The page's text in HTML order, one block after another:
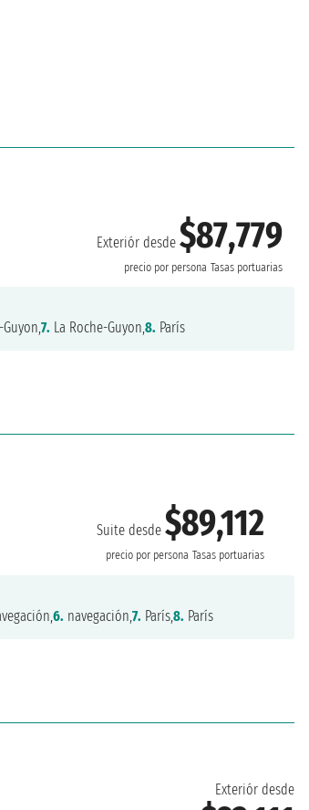
Exteriór desde$87,779
precio por persona Tasas portuarias
Guyon,7. La Roche-Guyon,8. París
Suite desde$89,112
precio por persona Tasas portuarias
6. navegación,7. París,8. París
Exteriór desde